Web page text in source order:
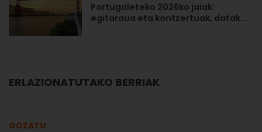
Portugaleteko 2026ko jaiak:
egitaraua eta kontzertuak, datak...
ERLAZIONATUTAKO BERRIAK
GOZATU